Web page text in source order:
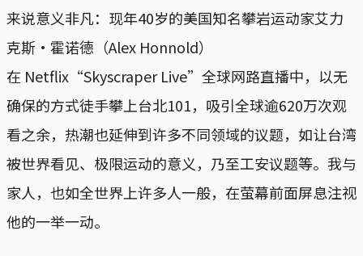
来说意义非凡：现年40岁的美国知名攀岩运动家艾力
克斯·霍诺德（Alex Honnold）
在 Netflix“Skyscraper Live”全球网路直播中，以无
确保的方式徒手攀上台北101，吸引全球逾620万次观
看之余，热潮也延伸到许多不同领域的议题，如让台湾
被世界看见、极限运动的意义，乃至工安议题等。我与
家人，也如全世界上许多人一般，在萤幕前面屏息注视
他的一举一动。